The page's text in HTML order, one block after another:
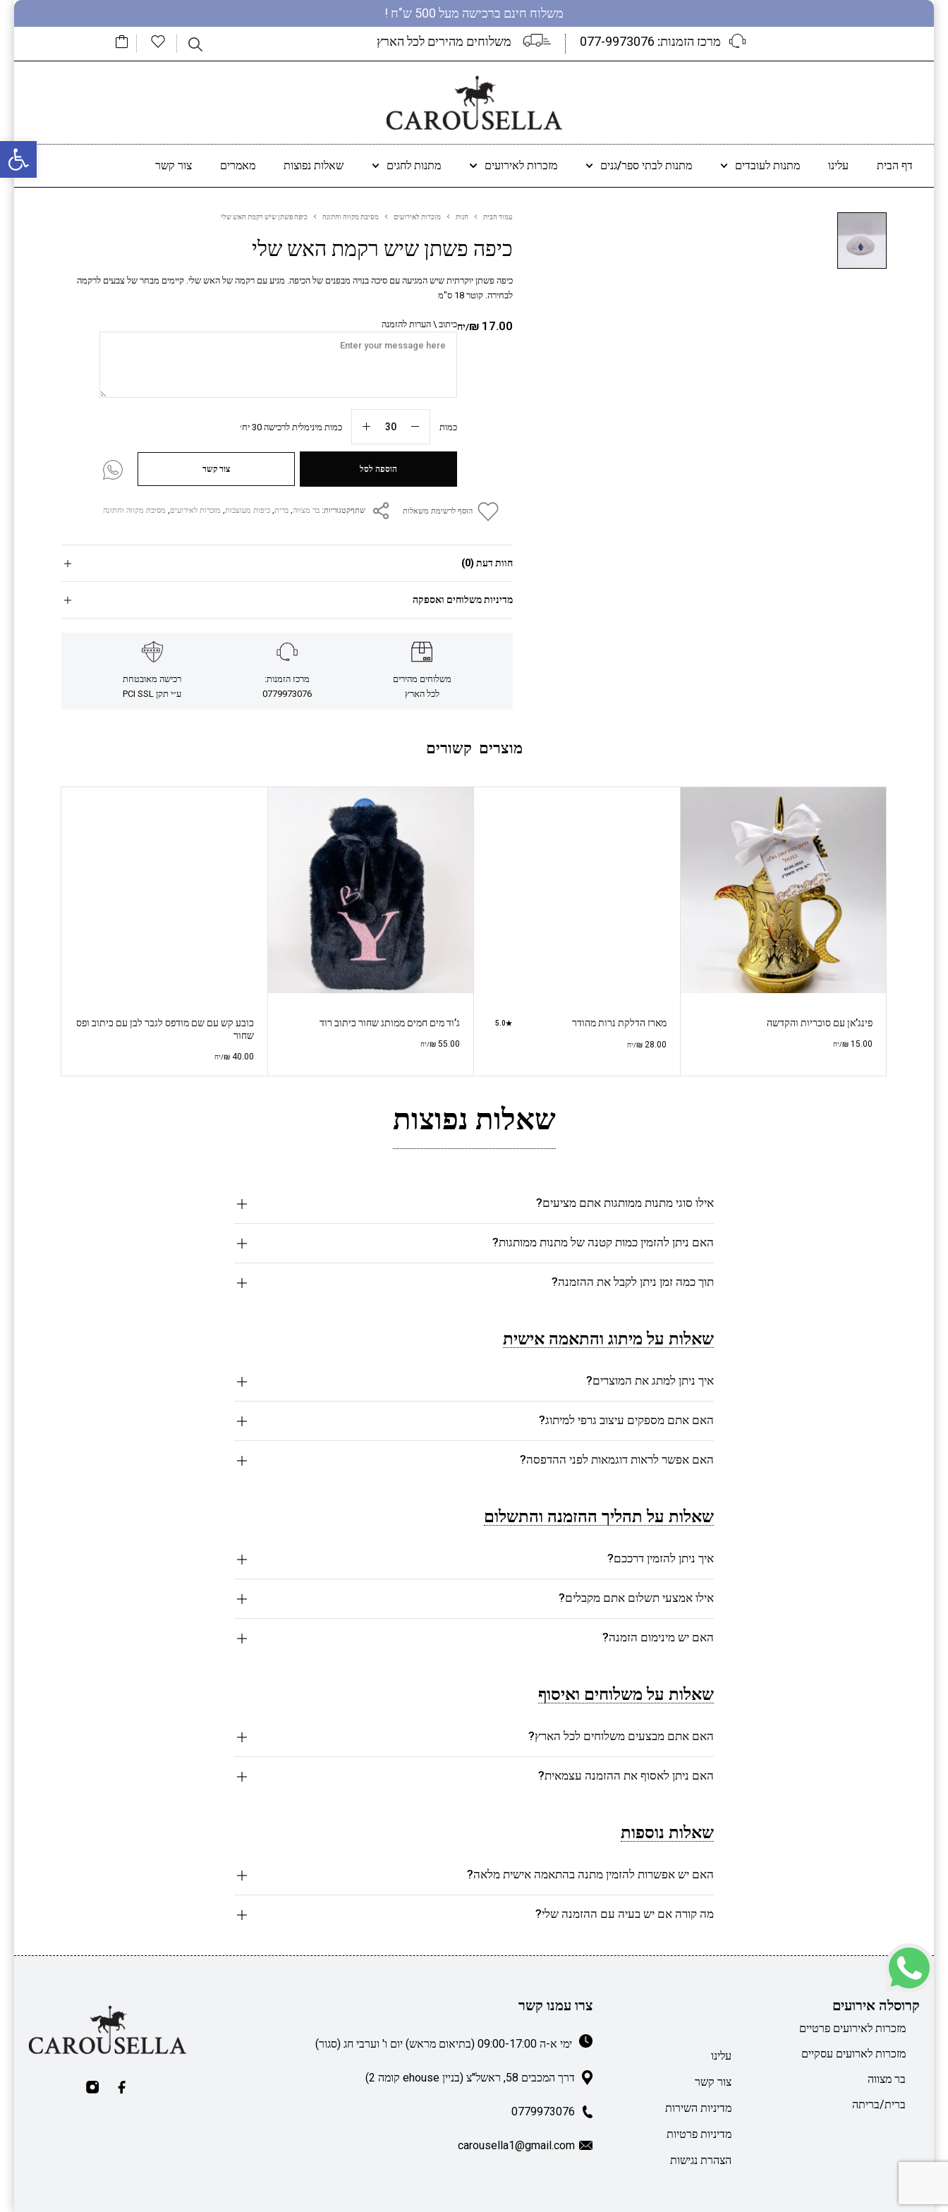
פתח סרגל נגישות
משלוח חינם ברכישה מעל 500 ש"ח !
מרכז הזמנות: 077-9973076 משלוחים מהירים לכל הארץ
דף הבית עלינו מתנות לעובדים מתנות לבתי ספר/גנים מזכרות לאירועים מתנות לחגים שאלות נפוצות מאמרים צור קשר
עמוד הבית חנות מזכרות לאירועים מסיבת מקווה וחתונה כיפה פשתן שיש רקמת האש שלי
כיפה פשתן שיש רקמת האש שלי
₪ 17.00 /יחכיתוב \ הערות להזמנה
כמות כמות מינימלית לרכישה 30 יח׳
הוספה לסל צור קשר
הוסף לרשימת משאלות שתףקטגוריות: בר מצווה, ברית, כיפות מעוצבות, מזכרות לאירועים, מסיבת מקווה וחתונה
כיפה פשתן יוקרתית שיש המגיעה עם סיכה בנויה מבפנים של הכיפה. מגיע עם רקמה של האש שלי. קיימים מבחר של צבעים לרקמה
לבחירה. קוטר 18 ס"מ
חוות דעת (0)
מדיניות משלוחים ואספקה
משלוחים מהירים
לכל הארץ
מרכז הזמנות:
0779973076
רכישה מאובטחת
ע״י תקן PCI SSL
מוצרים קשורים
פינג’אן עם סוכריות והקדשה
₪ 15.00 /יח
מארז הדלקת נרות מהודר 5.0
₪28.00 /יח
ג’וד מים חמים ממותג שחור כיתוב רוד
₪ 55.00 /יח
כובע קש עם שם מודפס לגבר לבן עם כיתוב ופס
שחור
₪40.00 /יח
שאלות נפוצות
אילו סוגי מתנות ממותגות אתם מציעים?
האם ניתן להזמין כמות קטנה של מתנות ממותגות?
תוך כמה זמן ניתן לקבל את ההזמנה?
שאלות על מיתוג והתאמה אישית
איך ניתן למתג את המוצרים?
האם אתם מספקים עיצוב גרפי למיתוג?
האם אפשר לראות דוגמאות לפני ההדפסה?
שאלות על תהליך ההזמנה והתשלום
איך ניתן להזמין דרככם?
אילו אמצעי תשלום אתם מקבלים?
האם יש מינימום הזמנה?
שאלות על משלוחים ואיסוף
האם אתם מבצעים משלוחים לכל הארץ?
האם ניתן לאסוף את ההזמנה עצמאית?
שאלות נוספות
האם יש אפשרות להזמין מתנה בהתאמה אישית מלאה?
מה קורה אם יש בעיה עם ההזמנה שלי?
קרוסלה אירועים
מזכרות לאירועים פרטיים
מזכרות לארועים עסקיים
בר מצווה
ברית/בריתה
עלינו
צור קשר
מדיניות השירות
מדיניות פרטיות
הצהרת נגישות
צרו עמנו קשר
ימי א-ה 09:00-17:00 (בתיאום מראש) יום ו' וערבי חג (סגור)
דרך המכבים 58, ראשל"צ (בניין ehouse קומה 2)
0779973076
carousella1@gmail.com